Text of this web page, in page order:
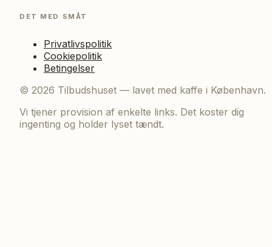
DET MED SMÅT
Privatlivspolitik
Cookiepolitik
Betingelser
© 2026 Tilbudshuset — lavet med kaffe i København.
Vi tjener provision af enkelte links. Det koster dig
ingenting og holder lyset tændt.